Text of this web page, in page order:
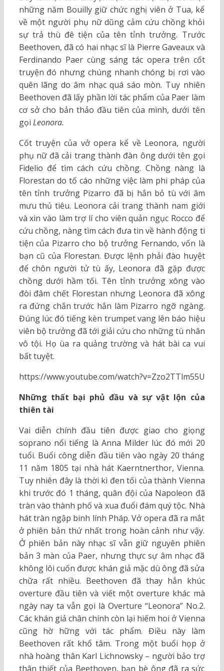
những năm Bouilly giữ chức nghị viên ở Tua, kể
về một người phụ nữ dũng cảm cứu chồng khỏi
sự trả thù đê tiện của tên tỉnh trưởng. Trước
Beethoven, đã có hai nhạc sĩ là Pierre Gaveaux và
Ferdinando Paer cùng sáng tác opera trên cốt
truyện đó nhưng chúng nhanh chóng bị rơi vào
quên lãng do âm nhạc quá sáo mòn. Tuy nhiên
Beethoven đã lấy phần lời tác phẩm của Paer làm
cơ sở cho bản thảo đầu tiên của mình, dưới tên
gọi Leonora.
Cốt truyện của vở opera kể về Leonora, người
phụ nữ đã cải trang thành đàn ông dưới tên gọi
Fidelio để tìm cách cứu chồng. Chồng nàng là
Florestan do tố cáo những việc làm phi pháp của
tên tỉnh trưởng Pizarro đã bị hắn bỏ tù với âm
mưu thủ tiêu. Leonora cải trang thành nam giới
và xin vào làm trợ lí cho viên quản ngục Rocco để
cứu chồng, nàng tìm cách đưa tin về hành động ti
tiện của Pizarro cho bộ trưởng Fernando, vốn là
bạn cũ của Florestan. Được lệnh phải đào huyệt
để chôn người tử tù ấy, Leonora đã gặp được
chồng dưới hầm tối. Tên tỉnh trưởng xông vào
đòi đâm chết Florestan nhưng Leonora đã xông
ra đứng chắn trước hắn làm Pizarro ngỡ ngàng.
Đúng lúc đó tiếng kèn trumpet vang lên báo hiệu
viên bộ trưởng đã tới giải cứu cho những tù nhân
vô tội. Họ ùa ra quảng trường và hát bài ca vui
bất tuyệt.
https://www.youtube.com/watch?v=Zzo2TTlm55U
Những thất bại phủ đầu và sự vật lộn của
thiên tài
Vai diễn chính đầu tiên được giao cho giọng
soprano nổi tiếng là Anna Milder lúc đó mới 20
tuổi. Buổi công diễn đầu tiên vào ngày 20 tháng
11 năm 1805 tại nhà hát Kaerntnerthor, Vienna.
Tuy nhiên đây là thời kì đen tối của thành Vienna
khi trước đó 1 tháng, quân đội của Napoleon đã
tràn vào thành phố và xua đuổi đám quý tộc. Nhà
hát tràn ngập binh lính Pháp. Vở opera đã ra mắt
ở phiên bản thứ nhất trong hoàn cảnh như vậy.
Ở phiên bản này nhạc sĩ vẫn giữ nguyên phiên
bản 3 màn của Paer, nhưng thực sự âm nhạc đã
không lôi cuốn được khán giả mặc dù ông đã sửa
chữa rất nhiều. Beethoven đã thay hẳn khúc
overture đầu tiên và viết một overture khác mà
ngày nay ta vẫn gọi là Overture “Leonora” No.2.
Các khán giả chân chính còn lại hiếm hoi ở Vienna
cũng hờ hững với tác phẩm. Điều này làm
Beethoven rất khổ tâm. Trong một buổi họp ở
nhà hoàng thân Karl Lichnowsky – người bảo trợ
thân thiết của Beethoven, bạn bè ông đã ra sức